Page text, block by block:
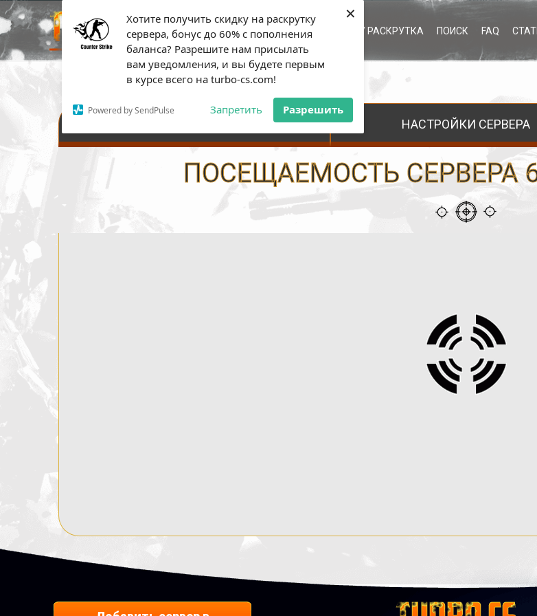
Хотите получить скидку на раскрутку
сервера, бонус до 60% с пополнения
баланса? Разрешите нам присылать
вам уведомления, и вы будете первым
в курсе всего на turbo-cs.com!
Powered by SendPulse Запретить Разрешить
×
ПЛАТНЫЕ УСЛУГИ / РАСКРУТКА ПОИСК FAQ
НАСТРОЙКИ СЕРВЕРА
ПОСЕЩАЕМОСТЬ СЕРВЕРА